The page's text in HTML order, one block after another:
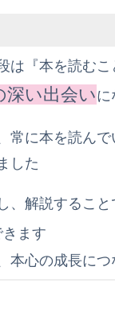
『本を読むこ
深い出会いに
常に本を読ん
した
、解説すること
ます
本心の成長に